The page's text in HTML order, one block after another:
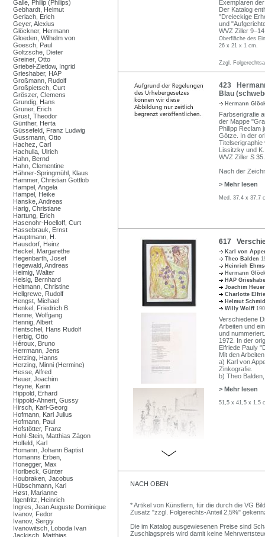
Galle, Philip (Philips)
Gebhardt, Helmut
Gerlach, Erich
Geyer, Alexius
Glöckner, Hermann
Gloeden, Wilhelm von
Goesch, Paul
Goltzsche, Dieter
Greiner, Otto
Griebel-Zietlow, Ingrid
Grieshaber, HAP
Großmann, Rudolf
Großpietsch, Curt
Gröszer, Clemens
Grundig, Hans
Gruner, Erich
Grust, Theodor
Günther, Herta
Güssefeld, Franz Ludwig
Gussmann, Otto
Hachez, Carl
Hachulla, Ulrich
Hahn, Bernd
Hahn, Clementine
Hähner-Springmühl, Klaus
Hammer, Christian Gottlob
Hampel, Angela
Hampel, Heike
Hanske, Andreas
Harig, Christiane
Hartung, Erich
Hasenohr-Hoelloff, Curt
Hassebrauk, Ernst
Hauptmann, H.
Hausdorf, Heinz
Heckel, Margarethe
Hegenbarth, Josef
Hegewald, Andreas
Heimig, Walter
Heisig, Bernhard
Heitmann, Christine
Hellgrewe, Rudolf
Hengst, Michael
Henkel, Friedrich B.
Henne, Wolfgang
Hennig, Albert
Hentschel, Hans Rudolf
Herbig, Otto
Héroux, Bruno
Herrmann, Jens
Herzing, Hanns
Herzing, Minni (Hermine)
Hesse, Alfred
Heuer, Joachim
Heyne, Karin
Hippold, Erhard
Hippold-Ahnert, Gussy
Hirsch, Karl-Georg
Hofmann, Karl Julius
Hofmann, Paul
Hofstötter, Franz
Hohl-Stein, Matthias Zágon
Holfeld, Karl
Homann, Johann Baptist
Homanns Erben,
Honegger, Max
Horlbeck, Günter
Houbraken, Jacobus
Hübschmann, Karl
Høst, Marianne
Ilgenfritz, Heinrich
Ingres, Jean Auguste Dominique
Ivanov, Fedor
Ivanov, Sergiy
Ivanowitsch, Loboda Ivan
Jackisch, Matthias
Exemplaren
Der Katalog
"Dreieckige
und
WVZ Ziller
Oberfläche des
26 x 21 x 1 cm.
Zzgl.
423
Blau
Hermann
Farbserigrafie
der Mappe
Philipp Reclam
Götze. In der
Titelserigraphie
Lissitzky und
WVZ Ziller S 35.
Nach der
> Mehr lesen
Med. 37,4 x 37,7
617
Karl von
Theo Balden
Heinrich
Hermann
HAP
Joachim
Charlotte
Helmut
Willy Wolff
Verschiedene
Arbeiten und
und
1972. In der
Elfriede Pauly
Mit den
a) Karl von
Zinkografie.
b) Theo Balden,
> Mehr lesen
51,5 x 41,5 x 1,5
NACH OBEN
* Artikel von Künstlern, für die durch die VG
Zusatz "zzgl. Folgerechts-Anteil 2,5%"
Die im Katalog ausgewiesenen Preise sind
Zuschlagspreis wird damit keine